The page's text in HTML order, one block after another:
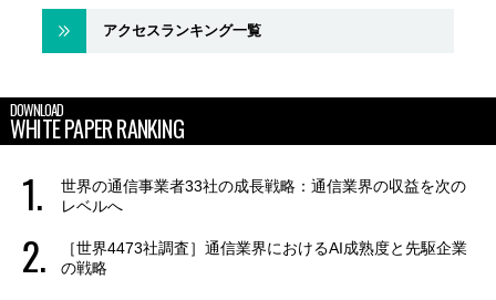
アクセスランキング一覧
DOWNLOAD
WHITE PAPER RANKING
世界の通信事業者33社の成長戦略：通信業界の収益を次の
レベルへ
［世界4473社調査］通信業界におけるAI成熟度と先駆企業
の戦略